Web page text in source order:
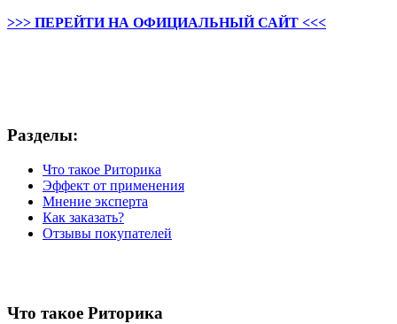
>>> ПЕРЕЙТИ НА ОФИЦИАЛЬНЫЙ САЙТ <<<
Разделы:
Что такое Риторика
Эффект от применения
Мнение эксперта
Как заказать?
Отзывы покупателей
Что такое Риторика